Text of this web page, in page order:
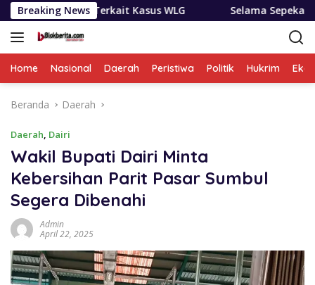
Langsung
ke
konten
Breaking News
Terkait Kasus WLG Selama Sepekan BNNP Sumut
Home Nasional Daerah Peristiwa Politik Hukrim
Beranda Daerah
Daerah, Dairi
Wakil Bupati Dairi Minta
Kebersihan Parit Pasar Sumbul
Segera Dibenahi
Admin
April 22, 2025